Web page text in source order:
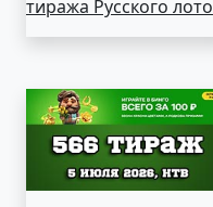
тиража Русского лото